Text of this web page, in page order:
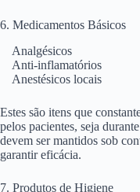
6. Medicamentos Básicos
Analgésicos
Anti-inflamatórios
Anestésicos locais
Estes são itens que
pelos pacientes, seja
devem ser mantidos sob
garantir eficácia.
7. Produtos de Higiene